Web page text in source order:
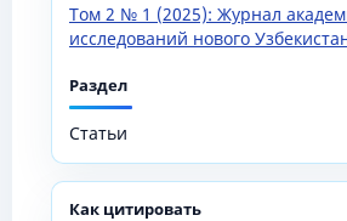
Том 2 № 1 (2025): Журнал
исследований нового
Раздел
Статьи
Как цитировать